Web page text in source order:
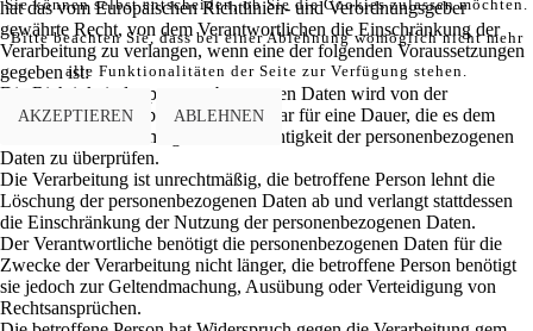
hat das vom Europäischen Richtlinien- und Verordnungsgeber
gewährte Recht, von dem Verantwortlichen die Einschränkung der
Verarbeitung zu verlangen, wenn eine der folgenden Voraussetzungen
gegeben ist:
Die Richtigkeit der personenbezogenen Daten wird von der
betroffenen Person bestritten, und zwar für eine Dauer, die es dem
Verantwortlichen ermöglicht, die Richtigkeit der personenbezogenen
Daten zu überprüfen.
Die Verarbeitung ist unrechtmäßig, die betroffene Person lehnt die
Löschung der personenbezogenen Daten ab und verlangt stattdessen
die Einschränkung der Nutzung der personenbezogenen Daten.
Der Verantwortliche benötigt die personenbezogenen Daten für die
Zwecke der Verarbeitung nicht länger, die betroffene Person benötigt
sie jedoch zur Geltendmachung, Ausübung oder Verteidigung von
Rechtsansprüchen.
Sie können selbst entscheiden, ob Sie die Cookies zulassen möchten.
Bitte beachten Sie, dass bei einer Ablehnung womöglich nicht mehr
alle Funktionalitäten der Seite zur Verfügung stehen.
AKZEPTIEREN ABLEHNEN